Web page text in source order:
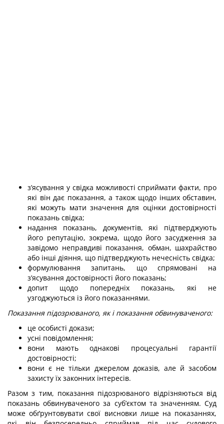
з’ясування у свідка можливості сприймати факти, про
які він дає показання, а також щодо інших обставин,
які можуть мати значення для оцінки достовірності
показань свідка;
надання показань, документів, які підтверджують
його репутацію, зокрема, щодо його засудження за
завідомо неправдиві показання, обман, шахрайство
або інші діяння, що підтверджують нечесність свідка;
формулювання запитань, що спрямовані на
з’ясування достовірності його показань;
допит щодо попередніх показань, які не
узгоджуються із його показаннями.
Показання підозрюваного, як і показання обвинуваченого:
це особисті докази;
усні повідомлення;
вони мають однакові процесуальні гарантії
достовірності;
вони є не тільки джерелом доказів, але й засобом
захисту їх законних інтересів.
Разом з тим, показання підозрюваного відрізняються від
показань обвинуваченого за суб’єктом та значенням. Суд
може обґрунтовувати свої висновки лише на показаннях,